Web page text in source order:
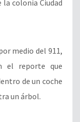
colonia Ciudad
medio del 911,
el reporte que
de un coche
un árbol.